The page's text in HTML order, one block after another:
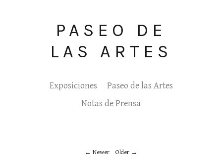
PASEO DE
LAS ARTES
Exposiciones
Paseo de las Artes
Notas de Prensa
Newer Older